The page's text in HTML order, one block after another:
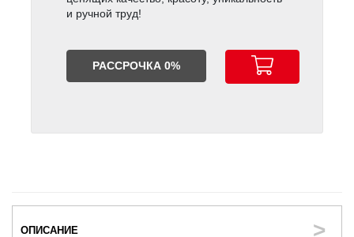
и ручной труд!
РАССРОЧКА 0%
ОПИСАНИЕ